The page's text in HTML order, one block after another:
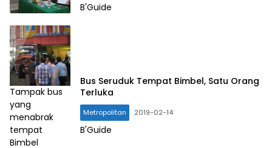
B'Guide
Bekasi
Guide
Tampak bus
yang
menabrak
tempat
Bimbel
Bus Seruduk Tempat Bimbel, Satu Orang
Terluka
Metropolitan 2019-02-14
B'Guide